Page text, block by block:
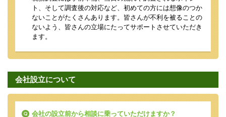
ト、そして調査後の対応など、初めての方には想像のつか
ないことがたくさんあります。皆さんが不利を被ることの
ないよう、皆さんの立場にたってサポートさせていただき
ます。
会社設立について
会社の設立前から相談に乗っていただけますか？